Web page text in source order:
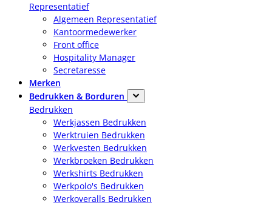
Representatief
Algemeen Representatief
Kantoormedewerker
Front office
Hospitality Manager
Secretaresse
Merken
Bedrukken & Borduren
Bedrukken
Werkjassen Bedrukken
Werktruien Bedrukken
Werkvesten Bedrukken
Werkbroeken Bedrukken
Werkshirts Bedrukken
Werkpolo's Bedrukken
Werkoveralls Bedrukken